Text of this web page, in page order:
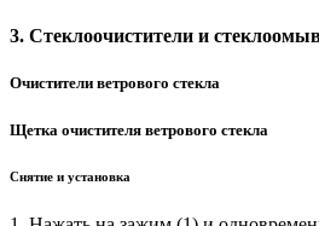
3. Стеклоочистители и
Очистители ветрового стекла
Щетка очистителя ветрового стекла
Снятие и установка